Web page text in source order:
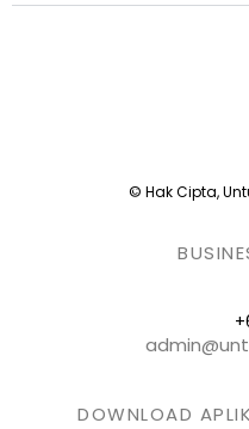
© Hak Cipta,
DOWNLOAD